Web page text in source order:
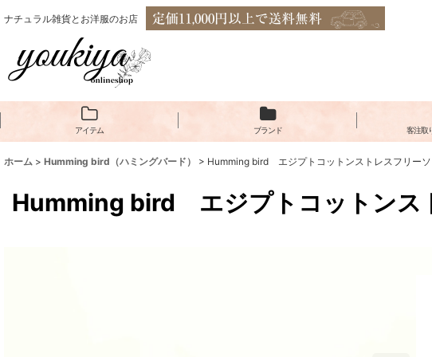
ナチュラル雑貨とお洋服のお店
アイテム ブランド 客注取
ホーム > Humming bird（ハミングバード） > Humming bird エジプトコットンストレスフリーソ
Humming bird エジプトコットンス